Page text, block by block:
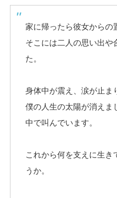
家に帰ったら彼女からの
そこには二人の思い出や
た。
身体中が震え、涙が止ま
僕の人生の太陽が消えま
中で叫んでいます。
これから何を支えに生き
うか。